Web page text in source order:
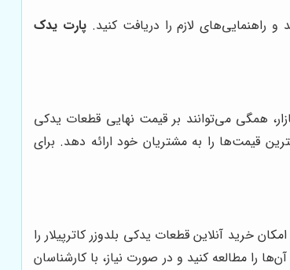
و راهنمایی‌های لازم را دریافت کنید.پارت یدک
همگی می‌توانند بر قیمت نهایی قطعات یدکی
قیمت‌ها را به مشتریان خود ارائه دهد. برای
خرید آنلاین قطعات یدکی بلدوزر کاترپیلار را
را مطالعه کنید و در صورت نیاز، با کارشناسان